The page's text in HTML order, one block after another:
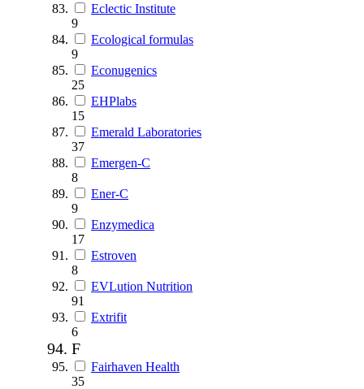
Eclectic Institute
9
Ecological formulas
9
Econugenics
25
EHPlabs
15
Emerald Laboratories
37
Emergen-C
8
Ener-C
9
Enzymedica
17
Estroven
8
EVLution Nutrition
91
Extrifit
6
F
Fairhaven Health
35